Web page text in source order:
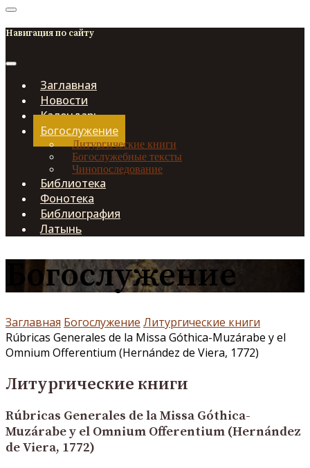
Навигация по сайту
Заглавная
Новости
Календарь
Богослужение
Литургические книги
Богослужебные тексты
Чинопоследование
Библиотека
Фонотека
Библиография
Латынь
Богослужение
Заглавная Богослужение Литургические книги
Rúbricas Generales de la Missa Góthica-Muzárabe y el
Omnium Offerentium (Hernández de Viera, 1772)
Литургические книги
Rúbricas Generales de la Missa Góthica-
Muzárabe y el Omnium Offerentium (Hernández
de Viera, 1772)